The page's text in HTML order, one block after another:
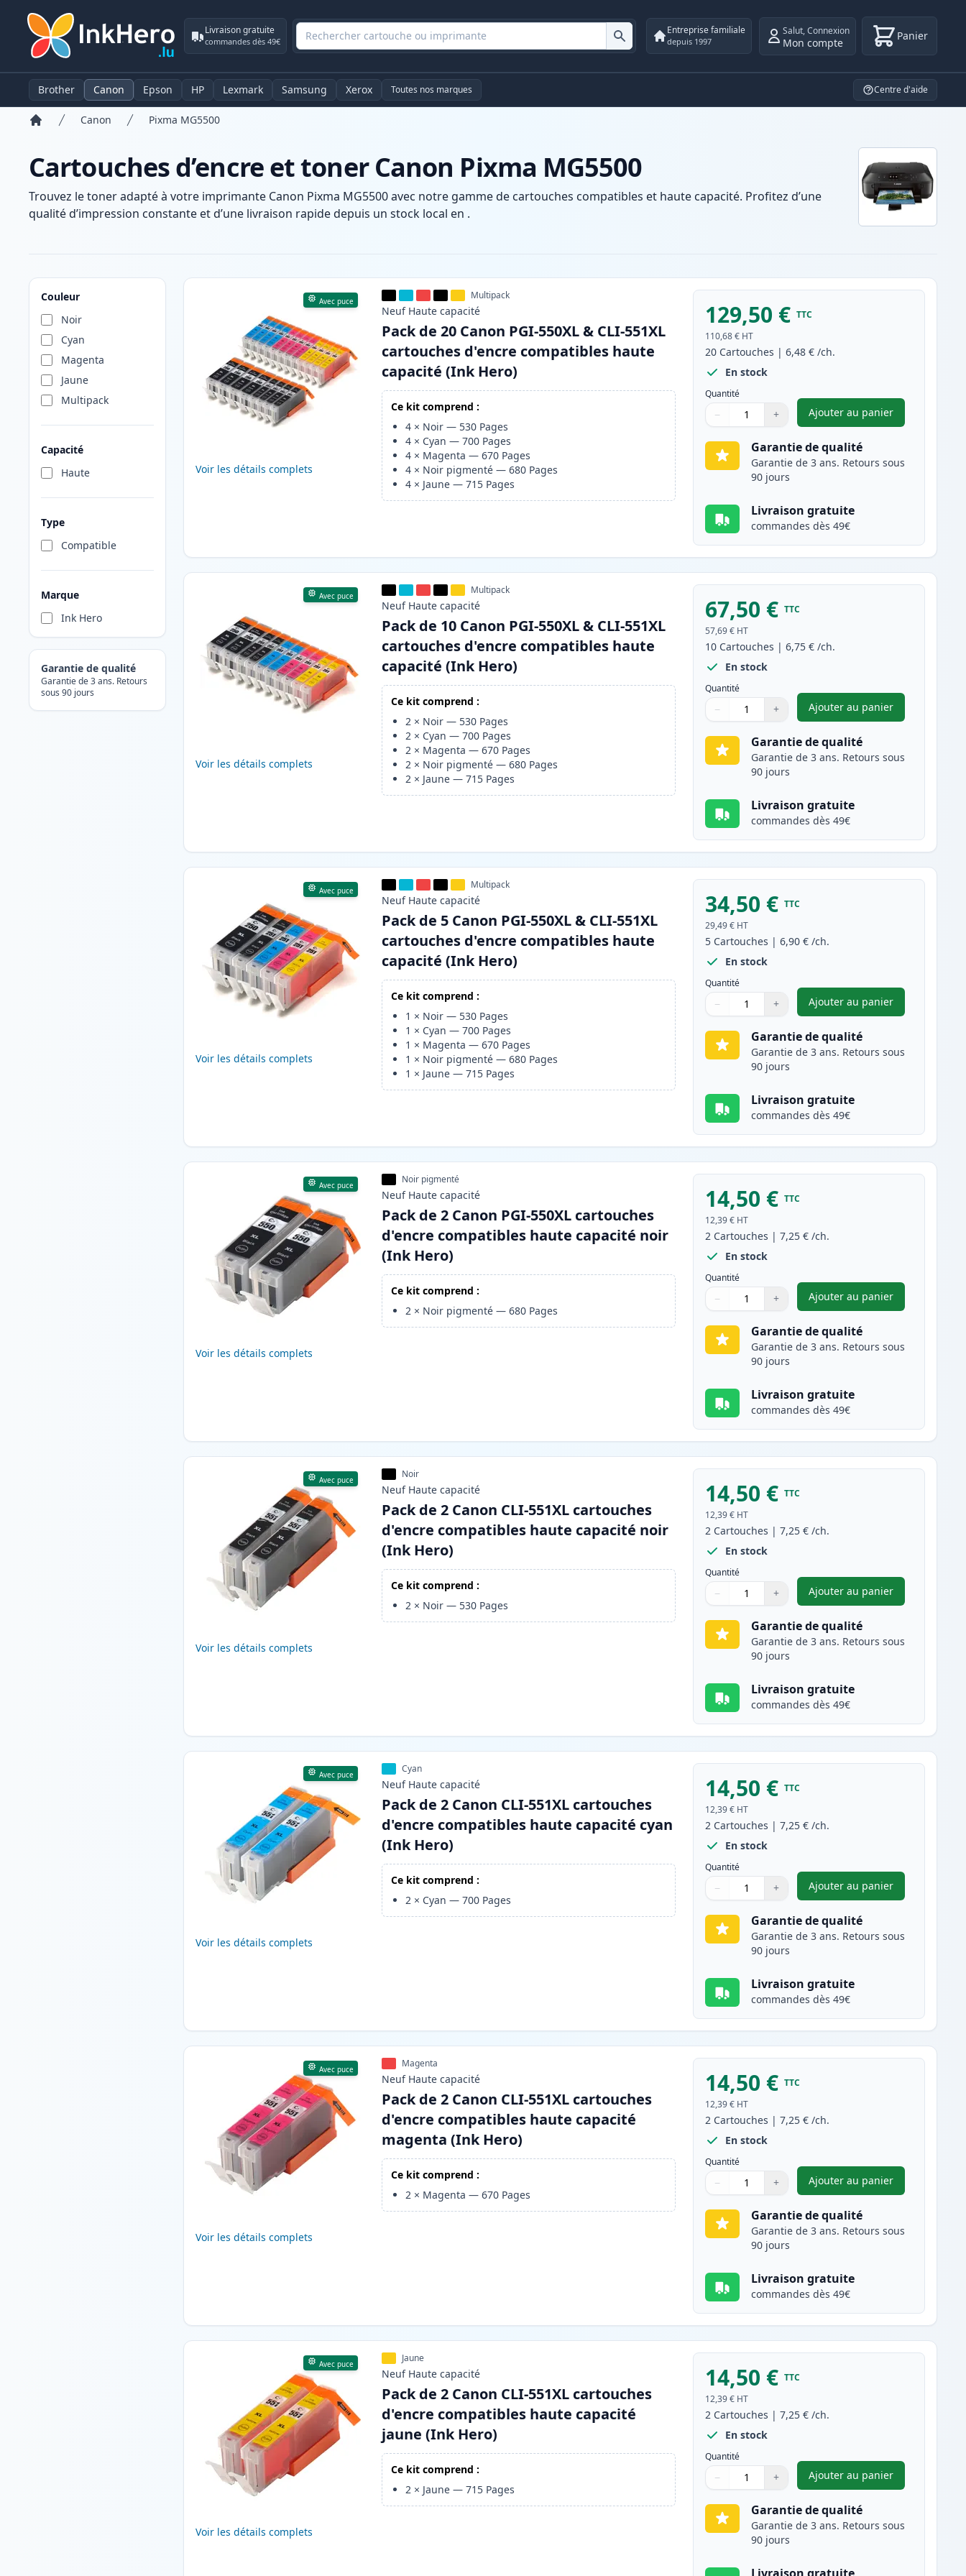
Livraison gratuite
commandes dès 49€
Entreprise familiale
depuis 1997
Salut,Connexion
Mon compte Panier
Brother Canon Epson HP Lexmark Samsung Xerox Toutes nos marques Centre d'aide
Canon Pixma MG5500
Cartouches d’encre et toner Canon Pixma MG5500
Trouvez le toner adapté à votre imprimante Canon Pixma MG5500 avec notre gamme de cartouches compatibles et haute capacité. Profitez d’une
qualité d’impression constante et d’une livraison rapide depuis un stock local en .
Couleur
Noir
Cyan
Magenta
Jaune
Multipack
Capacité
Haute
Type
Compatible
Marque
Ink Hero
Garantie de qualité
Garantie de 3 ans. Retours
sous 90 jours
Produits
Avec puce
Voir les détails complets
Multipack
Neuf Haute capacité
Pack de 20 Canon PGI-550XL & CLI-551XL
cartouches d'encre compatibles haute
capacité (Ink Hero)
Ce kit comprend :
4 × Noir — 530 Pages
4 × Cyan —700 Pages
4 × Magenta —670 Pages
4 × Noir pigmenté —680 Pages
4 × Jaune —715 Pages
129,50 € TTC
110,68 € HT
20 Cartouches |6,48 € /ch.
En stock
Quantité
Quantité
Utilisez les boutons pour ajuster
− +
Quantité
Ajouter au panier
,Pack de 20 Canon
Garantie de qualité
Garantie de 3 ans. Retours sous
90 jours
Livraison gratuite
commandes dès 49€
Avec puce
Voir les détails complets
Multipack
Neuf Haute capacité
Pack de 10 Canon PGI-550XL & CLI-551XL
cartouches d'encre compatibles haute
capacité (Ink Hero)
Ce kit comprend :
2 × Noir — 530 Pages
2 × Cyan —700 Pages
2 × Magenta —670 Pages
2 × Noir pigmenté —680 Pages
2 × Jaune —715 Pages
67,50 € TTC
57,69 € HT
10 Cartouches |6,75 € /ch.
En stock
Quantité
Quantité
Utilisez les boutons pour ajuster
− +
Quantité
Ajouter au panier
,Pack de 10 Canon
Garantie de qualité
Garantie de 3 ans. Retours sous
90 jours
Livraison gratuite
commandes dès 49€
Avec puce
Voir les détails complets
Multipack
Neuf Haute capacité
Pack de 5 Canon PGI-550XL & CLI-551XL
cartouches d'encre compatibles haute
capacité (Ink Hero)
Ce kit comprend :
1 × Noir — 530 Pages
1 × Cyan —700 Pages
1 × Magenta —670 Pages
1 × Noir pigmenté —680 Pages
1 × Jaune —715 Pages
34,50 € TTC
29,49 € HT
5 Cartouches |6,90 € /ch.
En stock
Quantité
Quantité
Utilisez les boutons pour ajuster
− +
Quantité
Ajouter au panier
,Pack de 5 Canon PGI-
Garantie de qualité
Garantie de 3 ans. Retours sous
90 jours
Livraison gratuite
commandes dès 49€
Avec puce
Voir les détails complets
Noir pigmenté
Neuf Haute capacité
Pack de 2 Canon PGI-550XL cartouches
d'encre compatibles haute capacité noir
(Ink Hero)
Ce kit comprend :
2 × Noir pigmenté —680 Pages
14,50 € TTC
12,39 € HT
2 Cartouches |7,25 € /ch.
En stock
Quantité
Quantité
Utilisez les boutons pour ajuster
− +
Quantité
Ajouter au panier
,Pack de 2 Canon
Garantie de qualité
Garantie de 3 ans. Retours sous
90 jours
Livraison gratuite
commandes dès 49€
Avec puce
Voir les détails complets
Noir
Neuf Haute capacité
Pack de 2 Canon CLI-551XL cartouches
d'encre compatibles haute capacité noir
(Ink Hero)
Ce kit comprend :
2 × Noir — 530 Pages
14,50 € TTC
12,39 € HT
2 Cartouches |7,25 € /ch.
En stock
Quantité
Quantité
Utilisez les boutons pour ajuster
− +
Quantité
Ajouter au panier
,Pack de 2 Canon CLI-
Garantie de qualité
Garantie de 3 ans. Retours sous
90 jours
Livraison gratuite
commandes dès 49€
Avec puce
Voir les détails complets
Cyan
Neuf Haute capacité
Pack de 2 Canon CLI-551XL cartouches
d'encre compatibles haute capacité cyan
(Ink Hero)
Ce kit comprend :
2 × Cyan —700 Pages
14,50 € TTC
12,39 € HT
2 Cartouches |7,25 € /ch.
En stock
Quantité
Quantité
Utilisez les boutons pour ajuster
− +
Quantité
Ajouter au panier
,Pack de 2 Canon CLI-
Garantie de qualité
Garantie de 3 ans. Retours sous
90 jours
Livraison gratuite
commandes dès 49€
Avec puce
Voir les détails complets
Magenta
Neuf Haute capacité
Pack de 2 Canon CLI-551XL cartouches
d'encre compatibles haute capacité
magenta (Ink Hero)
Ce kit comprend :
2 × Magenta —670 Pages
14,50 € TTC
12,39 € HT
2 Cartouches |7,25 € /ch.
En stock
Quantité
Quantité
Utilisez les boutons pour ajuster
− +
Quantité
Ajouter au panier
,Pack de 2 Canon CLI-
Garantie de qualité
Garantie de 3 ans. Retours sous
90 jours
Livraison gratuite
commandes dès 49€
Avec puce
Voir les détails complets
Jaune
Neuf Haute capacité
Pack de 2 Canon CLI-551XL cartouches
d'encre compatibles haute capacité
jaune (Ink Hero)
Ce kit comprend :
2 × Jaune —715 Pages
14,50 € TTC
12,39 € HT
2 Cartouches |7,25 € /ch.
En stock
Quantité
Quantité
Utilisez les boutons pour ajuster
− +
Quantité
Ajouter au panier
,Pack de 2 Canon CLI-
Garantie de qualité
Garantie de 3 ans. Retours sous
90 jours